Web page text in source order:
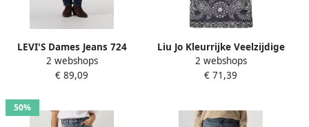
LEVI'S Dames Jeans 724
High Rise Straight Chelsea
Carbon Glow Donkerblauw
2 webshops
€ 89,09
Liu Jo Kleurrijke Veelzijdige
T-shirt Zwart Multicolor
Dames
2 webshops
€ 71,39
50%